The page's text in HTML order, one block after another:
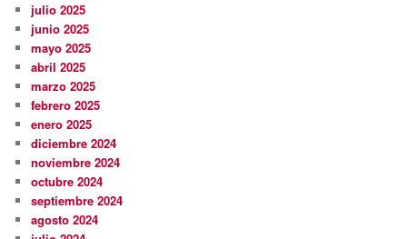
julio 2025
junio 2025
mayo 2025
abril 2025
marzo 2025
febrero 2025
enero 2025
diciembre 2024
noviembre 2024
octubre 2024
septiembre 2024
agosto 2024